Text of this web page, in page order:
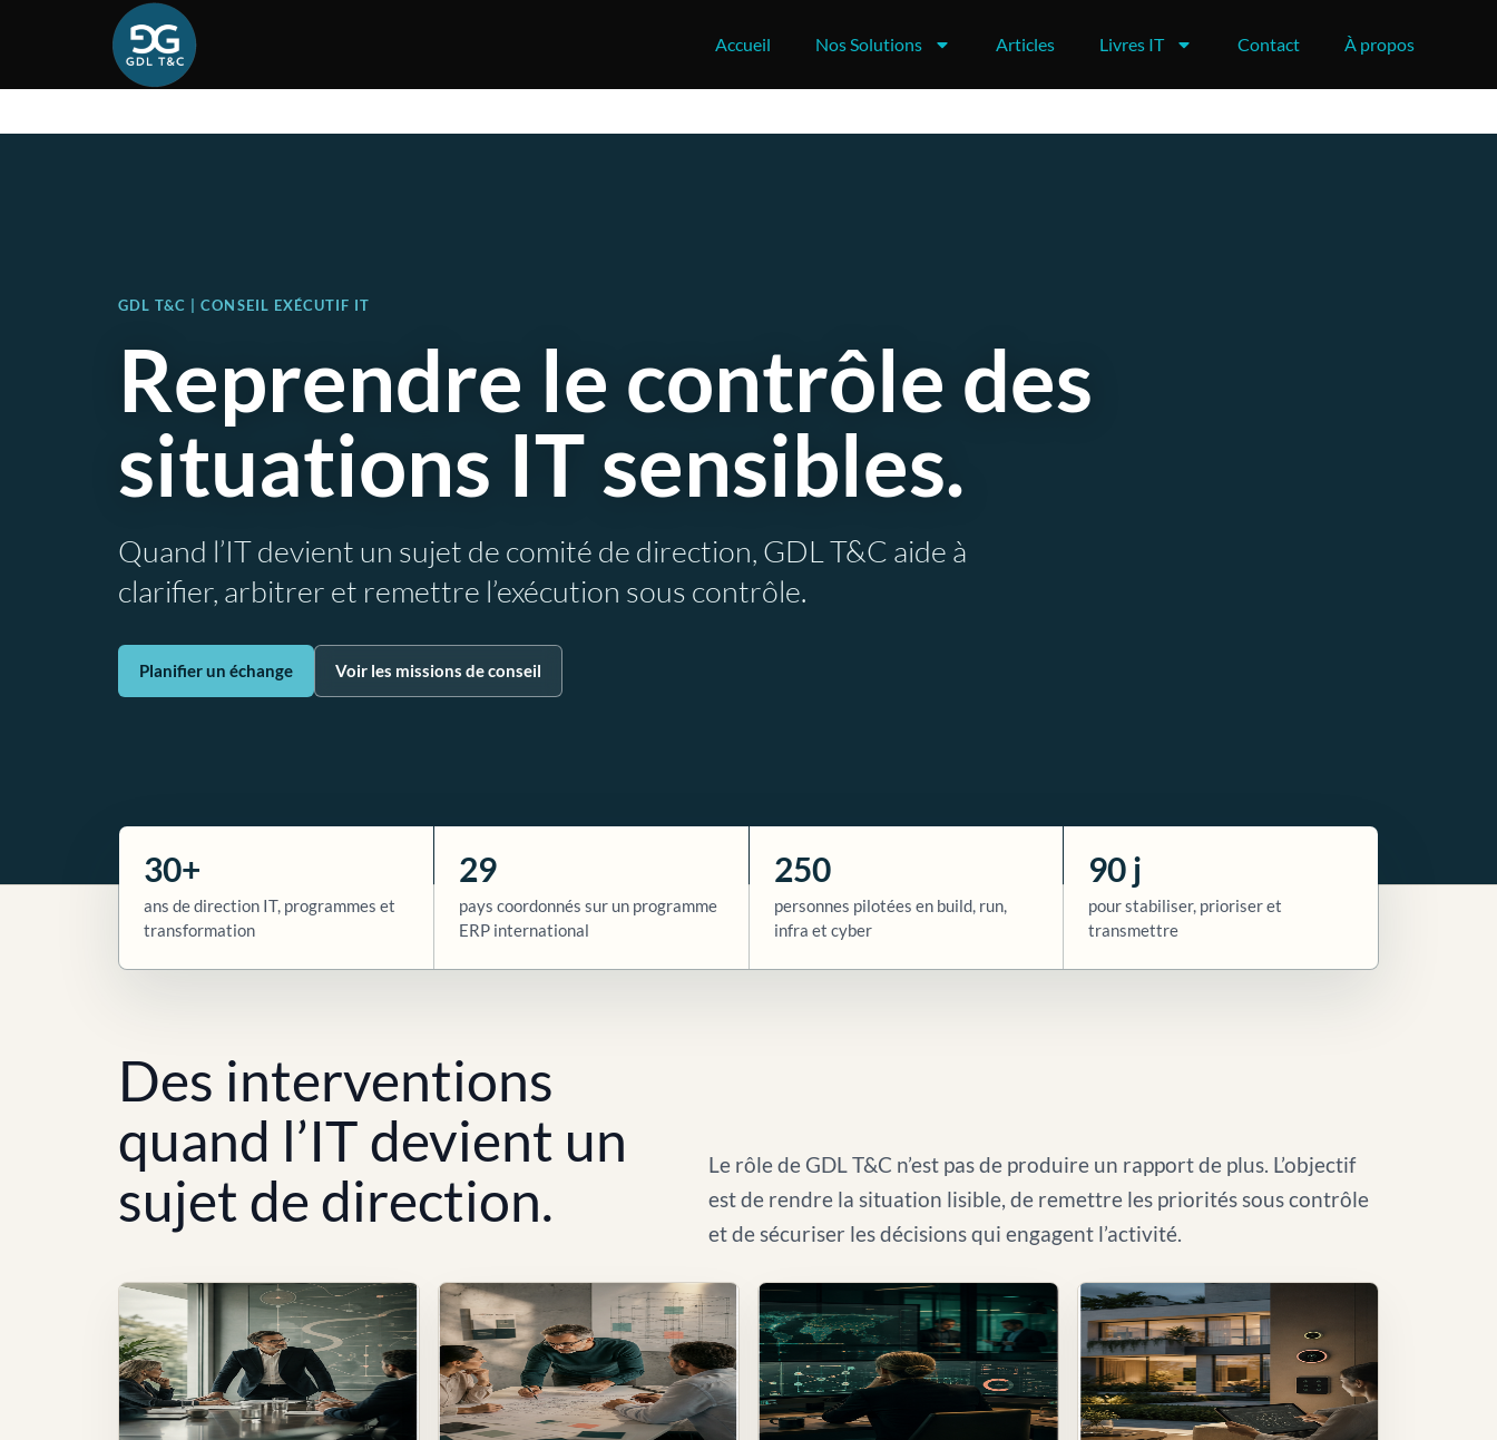
Accueil Nos Solutions Articles Livres IT Contact À propos
GDL T&C | CONSEIL EXÉCUTIF IT
Reprendre le contrôle des
situations IT sensibles.
Quand l’IT devient un sujet de comité de direction, GDL T&C aide à
clarifier, arbitrer et remettre l’exécution sous contrôle.
Planifier un échange Voir les missions de conseil
30+
ans de direction IT, programmes et
transformation
29
pays coordonnés sur un programme
ERP international
250
personnes pilotées en build, run,
infra et cyber
90 j
pour stabiliser, prioriser et
transmettre
Des interventions
quand l’IT devient un
sujet de direction.
Le rôle de GDL T&C n’est pas de produire un rapport de plus. L’objectif
est de rendre la situation lisible, de remettre les priorités sous contrôle
et de sécuriser les décisions qui engagent l’activité.